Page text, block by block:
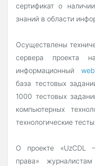
сертификат о
знаний в области
Осуществлены
сервера проекта
информационный
база тестовых
1000 тестовых
компьютерных
технологические
О проекте «UzCDL
права»